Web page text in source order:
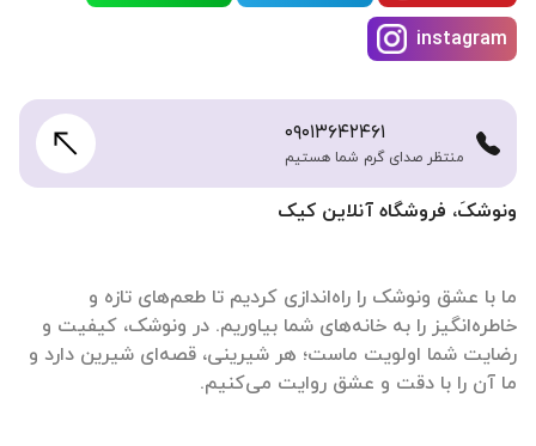
ونوشکَ، فروشگاه آنلاین کیک
ما با عشق ونوشک را راه‌اندازی کردیم تا طعم‌های تازه و
خاطره‌انگیز را به خانه‌های شما بیاوریم. در ونوشک، کیفیت و
رضایت شما اولویت ماست؛ هر شیرینی، قصه‌ای شیرین دارد و
ما آن را با دقت و عشق روایت می‌کنیم.
instagram
۰۹۰۱۳۶۴۲۴۶۱
منتظر صدای گرم شما هستیم